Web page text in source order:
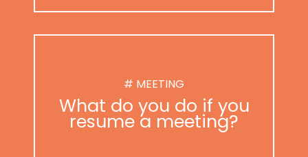
# MEETING
What do you do if you
resume a meeting?